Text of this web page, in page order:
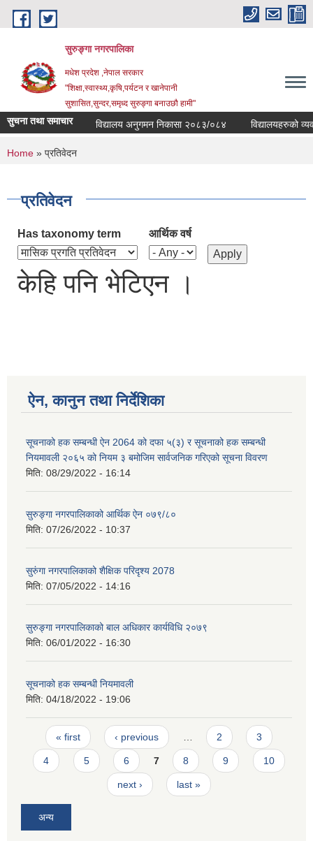
Skip to main content
सुरुङ्‍गा नगरपालिका
मधेश प्रदेश ,नेपाल सरकार
"शिक्षा,स्वास्थ्य,कृषि,पर्यटन र खानेपानी
सुशासित,सुन्दर,समृध्द सुरुङ्गा बनाउछौ हामी"
सुचना तथा समाचार विद्यालय अनुगमन निकासा २०८३/०८४ विद्यालयहरुको
You are here
Home » प्रतिवेदन
प्रतिवेदन
Has taxonomy term आर्थिक वर्ष
केहि पनि भेटिएन ।
ऐन, कानुन तथा निर्देशिका
सूचनाको हक सम्बन्धी ऐन 2064 को दफा ५(३) र सूचनाको हक सम्बन्धी
नियमावली २०६५ को नियम ३ बमोजिम सार्वजनिक गरिएको सूचना विवरण
मिति: 08/29/2022 - 16:14
सुरुङ्गा नगरपालिकाको आर्थिक ऐन ०७९/८०
मिति: 07/26/2022 - 10:37
सुरुंगा नगरपालिकाको शैक्षिक परिदृश्य 2078
मिति: 07/05/2022 - 14:16
सुरुङ्गा नगरपालिकाको बाल अधिकार कार्यविधि २०७९
मिति: 06/01/2022 - 16:30
सूचनाको हक सम्बन्धी नियमावली
मिति: 04/18/2022 - 19:06
Pages
« first ‹ previous … 2 3
4 5 6 7 8 9 10
next › last »
अन्य